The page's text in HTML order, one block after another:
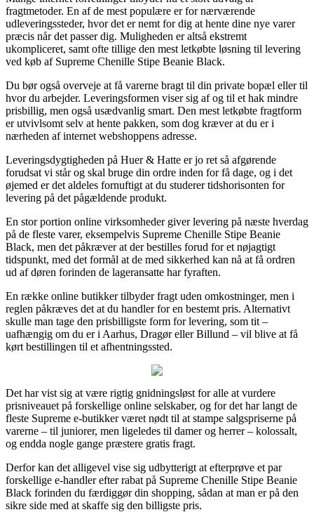
fragtmetoder. En af de mest populære er for nærværende
udleveringssteder, hvor det er nemt for dig at hente dine nye varer
præcis når det passer dig. Muligheden er altså ekstremt
ukompliceret, samt ofte tillige den mest letkøbte løsning til levering
ved køb af Supreme Chenille Stipe Beanie Black.
Du bør også overveje at få varerne bragt til din private bopæl eller til
hvor du arbejder. Leveringsformen viser sig af og til et hak mindre
prisbillig, men også usædvanlig smart. Den mest letkøbte fragtform
er utvivlsomt selv at hente pakken, som dog kræver at du er i
nærheden af internet webshoppens adresse.
Leveringsdygtigheden på Huer & Hatte er jo ret så afgørende
forudsat vi står og skal bruge din ordre inden for få dage, og i det
øjemed er det aldeles fornuftigt at du studerer tidshorisonten for
levering på det pågældende produkt.
En stor portion online virksomheder giver levering på næste hverdag
på de fleste varer, eksempelvis Supreme Chenille Stipe Beanie
Black, men det påkræver at der bestilles forud for et nøjagtigt
tidspunkt, med det formål at de med sikkerhed kan nå at få ordren
ud af døren forinden de lageransatte har fyraften.
En række online butikker tilbyder fragt uden omkostninger, men i
reglen påkræves det at du handler for en bestemt pris. Alternativt
skulle man tage den prisbilligste form for levering, som tit –
uafhængig om du er i Aarhus, Dragør eller Billund – vil blive at få
kørt bestillingen til et afhentningssted.
Det har vist sig at være rigtig gnidningsløst for alle at vurdere
prisniveauet på forskellige online selskaber, og for det har langt de
fleste Supreme e-butikker været nødt til at stampe salgspriserne på
varerne – til juniorer, men ligeledes til damer og herrer – kolossalt,
og endda nogle gange præstere gratis fragt.
Derfor kan det alligevel vise sig udbytterigt at efterprøve et par
forskellige e-handler efter rabat på Supreme Chenille Stipe Beanie
Black forinden du færdiggør din shopping, sådan at man er på den
sikre side med at skaffe sig den billigste pris.